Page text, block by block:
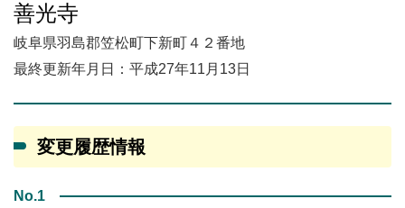
善光寺
岐阜県羽島郡笠松町下新町４２番地
最終更新年月日：平成27年11月13日
変更履歴情報
No.1